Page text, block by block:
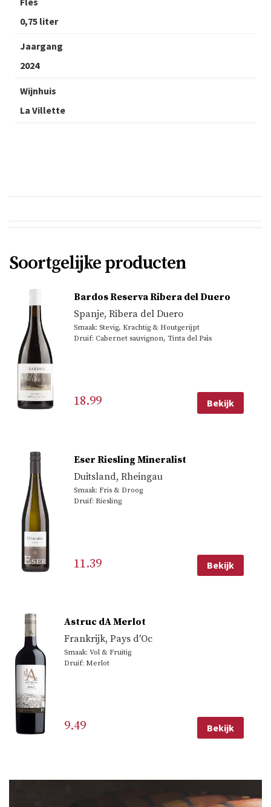
0,75 liter
Jaargang
2024
Wijnhuis
La Villette
Soortgelijke producten
Bardos Reserva Ribera del Duero
Spanje, Ribera del Duero
Smaak: Stevig, Krachtig & Houtgerijpt
Druif: Cabernet sauvignon, Tinta del Paìs
18.99 Bekijk
Eser Riesling Mineralist
Duitsland, Rheingau
Smaak: Fris & Droog
Druif: Riesling
11.39 Bekijk
Astruc dA Merlot
Frankrijk,Pays d'Oc
Smaak: Vol & Fruitig
Druif: Merlot
9.49 Bekijk